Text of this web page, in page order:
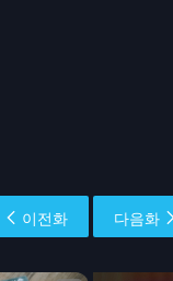
이전화 다음화